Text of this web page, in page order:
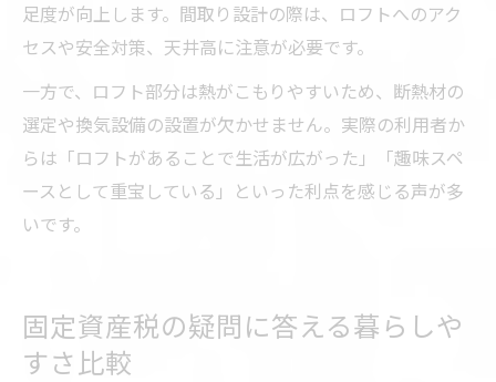
足度が向上します。間取り設計の際は、ロフトへのアク
セスや安全対策、天井高に注意が必要です。
一方で、ロフト部分は熱がこもりやすいため、断熱材の
選定や換気設備の設置が欠かせません。実際の利用者か
らは「ロフトがあることで生活が広がった」「趣味スペ
ースとして重宝している」といった利点を感じる声が多
いです。
固定資産税の疑問に答える暮らしや
すさ比較